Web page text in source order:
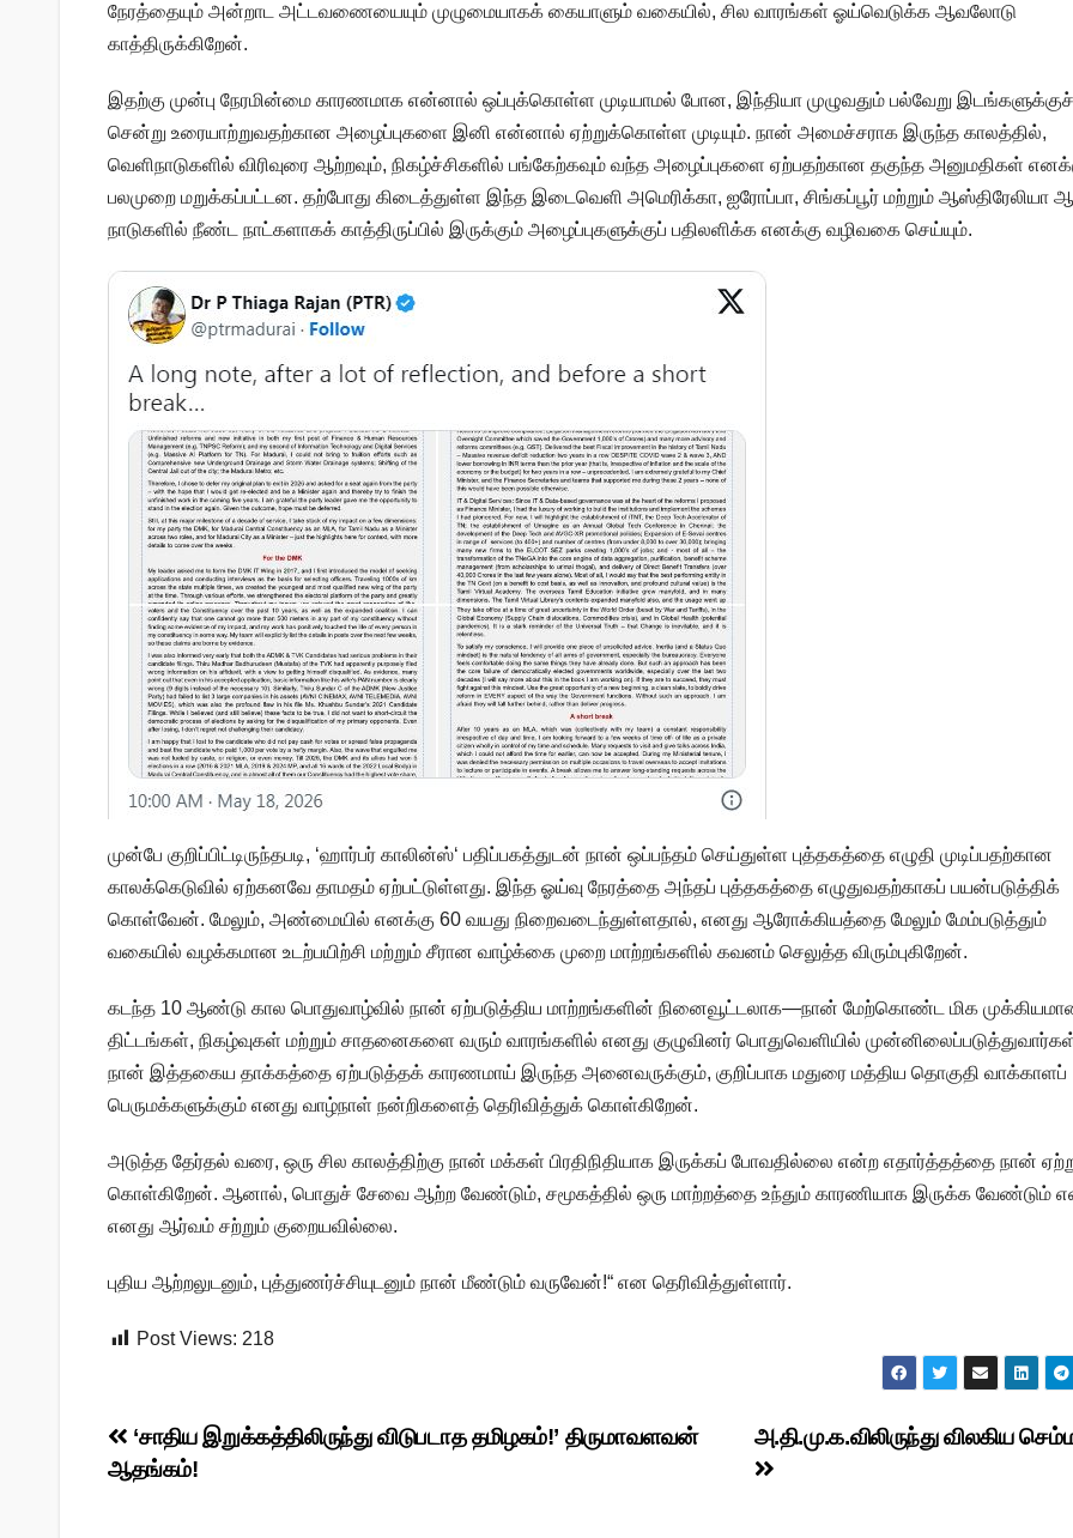
நேரத்தையும் அன்றாட அட்டவணையையும் முழுமையாகக் கையாளும் வகையில், சில வாரங்கள் ஓய்வெடுக்க ஆவலோடு
காத்திருக்கிறேன்.
இதற்கு முன்பு நேரமின்மை காரணமாக என்னால் ஒப்புக்கொள்ள முடியாமல் போன, இந்தியா முழுவதும் பல்வேறு இடங்களுக்குச்
சென்று உரையாற்றுவதற்கான அழைப்புகளை இனி என்னால் ஏற்றுக்கொள்ள முடியும். நான் அமைச்சராக இருந்த காலத்தில்,
வெளிநாடுகளில் விரிவுரை ஆற்றவும், நிகழ்ச்சிகளில் பங்கேற்கவும் வந்த அழைப்புகளை ஏற்பதற்கான தகுந்த அனுமதிகள்
பலமுறை மறுக்கப்பட்டன. தற்போது கிடைத்துள்ள இந்த இடைவெளி அமெரிக்கா, ஐரோப்பா, சிங்கப்பூர் மற்றும் ஆஸ்திரேலியா
நாடுகளில் நீண்ட நாட்களாகக் காத்திருப்பில் இருக்கும் அழைப்புகளுக்குப் பதிலளிக்க எனக்கு வழிவகை செய்யும்.
முன்பே குறிப்பிட்டிருந்தபடி, ‘ஹார்பர் காலின்ஸ்‘ பதிப்பகத்துடன் நான் ஒப்பந்தம் செய்துள்ள புத்தகத்தை எழுதி முடிப்பதற்கான
காலக்கெடுவில் ஏற்கனவே தாமதம் ஏற்பட்டுள்ளது. இந்த ஓய்வு நேரத்தை அந்தப் புத்தகத்தை எழுதுவதற்காகப் பயன்படுத்திக்
கொள்வேன். மேலும், அண்மையில் எனக்கு 60 வயது நிறைவடைந்துள்ளதால், எனது ஆரோக்கியத்தை மேலும் மேம்படுத்தும்
வகையில் வழக்கமான உடற்பயிற்சி மற்றும் சீரான வாழ்க்கை முறை மாற்றங்களில் கவனம் செலுத்த விரும்புகிறேன்.
கடந்த 10 ஆண்டு கால பொதுவாழ்வில் நான் ஏற்படுத்திய மாற்றங்களின் நினைவூட்டலாக—நான் மேற்கொண்ட மிக
திட்டங்கள், நிகழ்வுகள் மற்றும் சாதனைகளை வரும் வாரங்களில் எனது குழுவினர் பொதுவெளியில்
நான் இத்தகைய தாக்கத்தை ஏற்படுத்தக் காரணமாய் இருந்த அனைவருக்கும், குறிப்பாக மதுரை மத்திய தொகுதி வாக்காளப்
பெருமக்களுக்கும் எனது வாழ்நாள் நன்றிகளைத் தெரிவித்துக் கொள்கிறேன்.
அடுத்த தேர்தல் வரை, ஒரு சில காலத்திற்கு நான் மக்கள் பிரதிநிதியாக இருக்கப் போவதில்லை என்ற எதார்த்தத்தை நான்
கொள்கிறேன். ஆனால், பொதுச் சேவை ஆற்ற வேண்டும், சமூகத்தில் ஒரு மாற்றத்தை உந்தும் காரணியாக இருக்க வேண்டும்
எனது ஆர்வம் சற்றும் குறையவில்லை.
புதிய ஆற்றலுடனும், புத்துணர்ச்சியுடனும் நான் மீண்டும் வருவேன்!“ என தெரிவித்துள்ளார்.
Post Views: 218
Post
navigation
அ.தி.மு.க.விலிருந்து விலகிய
‘சாதிய இறுக்கத்திலிருந்து விடுபடாத தமிழகம்!’ திருமாவளவன்
ஆதங்கம்!